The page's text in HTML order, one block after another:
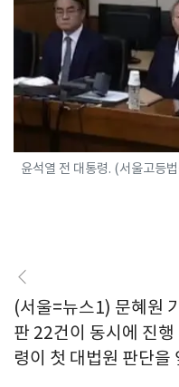
윤석열 전 대통령. (서울고등
(서울=뉴스1) 문혜원
판 22건이 동시에 진
령이 첫 대법원 판단을